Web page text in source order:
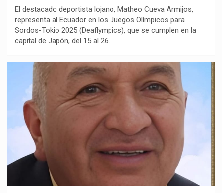
El destacado deportista lojano, Matheo Cueva Armijos,
representa al Ecuador en los Juegos Olímpicos para
Sordos-Tokio 2025 (Deaflympics), que se cumplen en la
capital de Japón, del 15 al 26…